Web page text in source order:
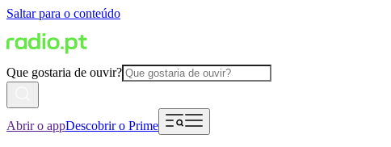
Saltar para o conteúdo
Que gostaria de ouvir?
Abrir o appDescobrir o Prime